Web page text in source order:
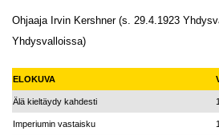
Ohjaaja Irvin Kershner (s. 29.4.1923
Yhdysvalloissa)
ELOKUVA
Älä kieltäydy kahdesti
Imperiumin vastaisku